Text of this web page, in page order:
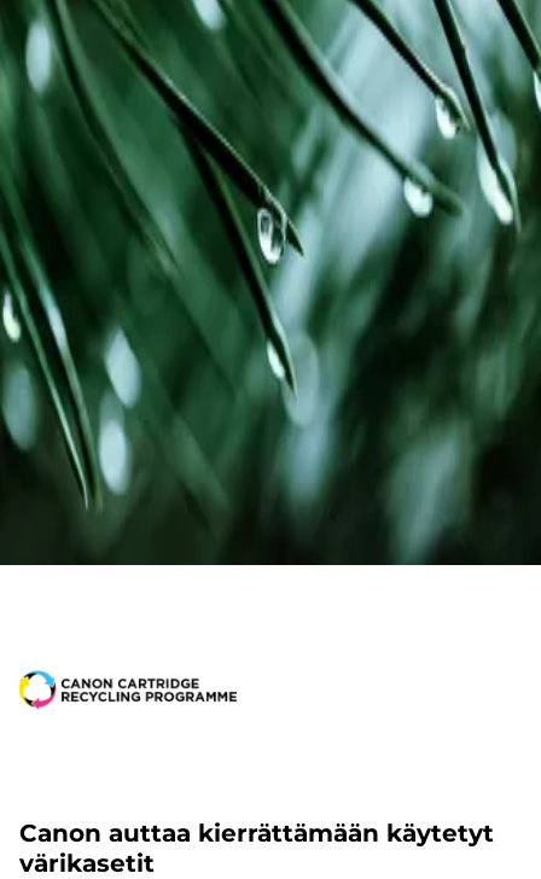
Canon auttaa kierrättämään käytetyt
värikasetit